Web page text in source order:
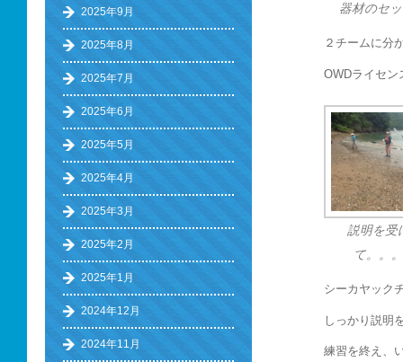
器材のセ
２チームに分
OWDライセン
説明を受
て。。。
シーカヤック
しっかり説明
練習を終え、
2025年9月
2025年8月
2025年7月
2025年6月
2025年5月
2025年4月
2025年3月
2025年2月
2025年1月
2024年12月
2024年11月